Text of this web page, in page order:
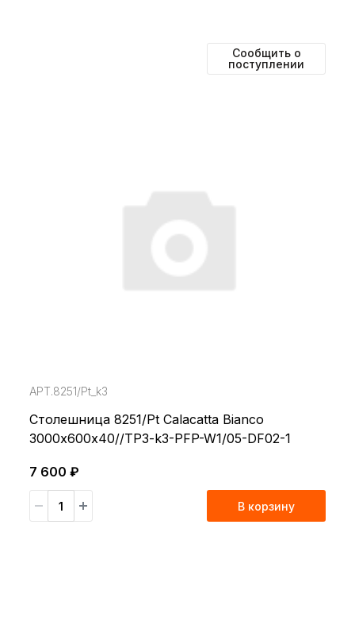
Сообщить о
поступлении
АРТ.8251/Pt_k3
Столешница 8251/Pt Calacatta Bianco
3000х600х40//TP3-k3-PFP-W1/05-DF02-1
7 600 ₽
В корзину